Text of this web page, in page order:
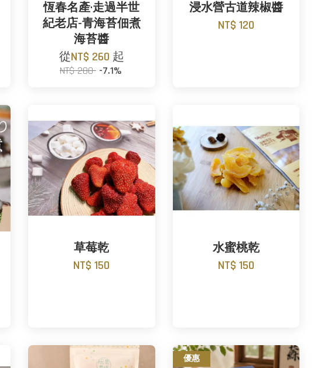
恆春名產·走過半世
紀老店-青海苔佃煮
海苔醬
從NT$ 260 起
NT$ 280 -7.1%
浸水營古道辣椒醬
NT$ 120
草莓乾
NT$ 150
水蜜桃乾
NT$ 150
優惠